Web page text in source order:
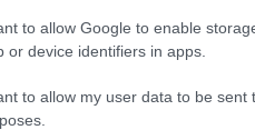
to allow Google to enable
or device identifiers in apps.
to allow my user data to be